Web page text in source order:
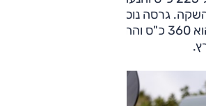
גרסה נוספת מצוידת במנוע חשמלי
נוסף, ההספק הכולל הוא 360 כ"ס וההנעה כפולה, וזו תהיה גם